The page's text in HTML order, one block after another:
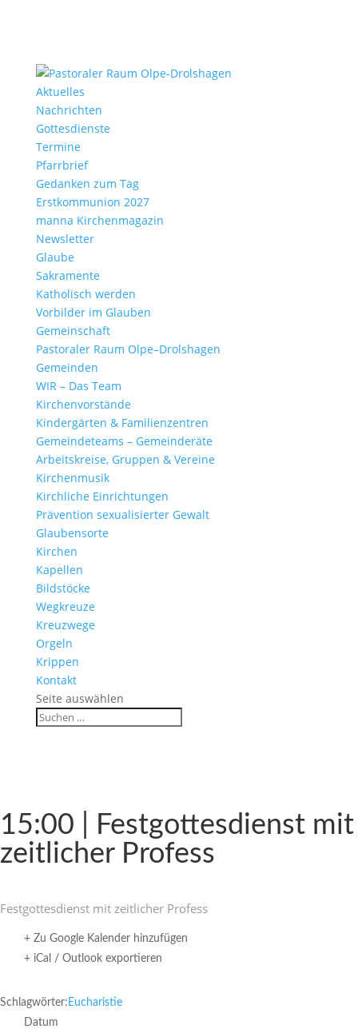
Aktu­elles
Nach­richten
Gottes­dienste
Termine
Pfarr­brief
Gedanken zum Tag
Erst­kom­mu­nion 2027
manna Kirchen­ma­gazin
News­letter
Glaube
Sakra­mente
Katho­lisch werden
Vorbilder im Glauben
Gemein­schaft
Pasto­raler Raum Olpe–Drolshagen
Gemeinden
WIR – Das Team
Kirchen­vor­stände
Kinder­gärten & Familienzentren
Gemein­de­teams – Gemeinderäte
Arbeits­kreise, Gruppen & Vereine
Kirchen­musik
Kirch­liche Einrichtungen
Präven­tion sexua­li­sierter Gewalt
Glau­ben­s­orte
Kirchen
Kapellen
Bild­stöcke
Wegkreuze
Kreuz­wege
Orgeln
Krippen
Kontakt
Seite auswählen
15:00 | Fest­got­tes­dienst mit
zeit­li­cher Profess
Fest­got­tes­dienst mit zeit­li­cher Profess
+ Zu Google Kalender hinzufügen
+ iCal / Outlook exportieren
Schlagwörter: Eucharistie
Datum